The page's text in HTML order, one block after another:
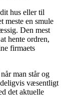
hus eller til
meste en smule
Den mest
hente ordren,
firmaets
man står og
væsentligt
det aktuelle